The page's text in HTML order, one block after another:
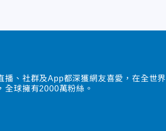
播、社群及App都深獲網友喜愛，在全世界
全球擁有2000萬粉絲。